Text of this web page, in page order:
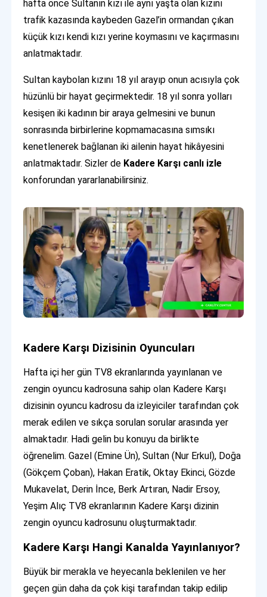
hafta önce Sultanın kızı ile aynı yaşta olan kızını
trafik kazasında kaybeden Gazel’in ormandan çıkan
küçük kızı kendi kızı yerine koymasını ve kaçırmasını
anlatmaktadır.
Sultan kaybolan kızını 18 yıl arayıp onun acısıyla çok
hüzünlü bir hayat geçirmektedir. 18 yıl sonra yolları
kesişen iki kadının bir araya gelmesini ve bunun
sonrasında birbirlerine kopmamacasına sımsıkı
kenetlenerek bağlanan iki ailenin hayat hikâyesini
anlatmaktadır. Sizler de Kadere Karşı canlı izle
konforundan yararlanabilirsiniz.
Kadere Karşı Dizisinin Oyuncuları
Hafta içi her gün TV8 ekranlarında yayınlanan ve
zengin oyuncu kadrosuna sahip olan Kadere Karşı
dizisinin oyuncu kadrosu da izleyiciler tarafından çok
merak edilen ve sıkça sorulan sorular arasında yer
almaktadır. Hadi gelin bu konuyu da birlikte
öğrenelim. Gazel (Emine Ün), Sultan (Nur Erkul), Doğa
(Gökçem Çoban), Hakan Eratik, Oktay Ekinci, Gözde
Mukavelat, Derin İnce, Berk Artıran, Nadir Ersoy,
Yeşim Alıç TV8 ekranlarının Kadere Karşı dizinin
zengin oyuncu kadrosunu oluşturmaktadır.
Kadere Karşı Hangi Kanalda Yayınlanıyor?
Büyük bir merakla ve heyecanla beklenilen ve her
geçen gün daha da çok kişi tarafından takip edilip